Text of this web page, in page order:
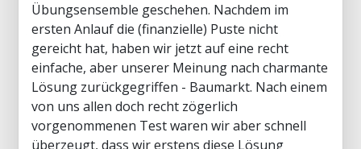
Übungsensemble geschehen. Nachdem im
ersten Anlauf die (finanzielle) Puste nicht
gereicht hat, haben wir jetzt auf eine recht
einfache, aber unserer Meinung nach charmante
Lösung zurückgegriffen - Baumarkt. Nach einem
von uns allen doch recht zögerlich
vorgenommenen Test waren wir aber schnell
überzeugt, dass wir erstens diese Lösung